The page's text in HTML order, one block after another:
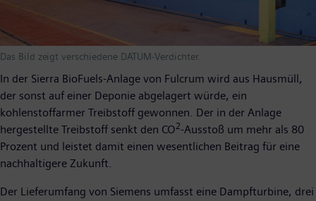
Das Bild zeigt verschiedene DATUM-Verdichter.
In der Sierra BioFuels-Anlage von Fulcrum wird aus Hausmüll,
der sonst auf einer Deponie abgelagert würde, ein
kohlenstoffarmer Treibstoff gewonnen. Der in der Anlage
hergestellte Treibstoff senkt den CO2-Ausstoß um mehr als 80
Prozent und leistet damit einen wesentlichen Beitrag für eine
nachhaltigere Zukunft.
Der Lieferumfang von Siemens umfasst eine Dampfturbine, drei